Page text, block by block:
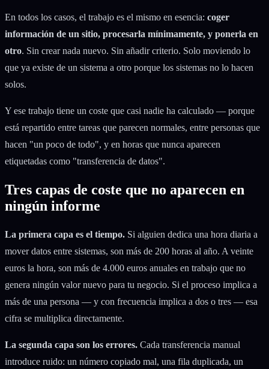
En todos los casos, el trabajo es el mismo en esencia: coger
información de un sitio, procesarla mínimamente, y ponerla en
otro. Sin crear nada nuevo. Sin añadir criterio. Solo moviendo lo
que ya existe de un sistema a otro porque los sistemas no lo hacen
solos.
Y ese trabajo tiene un coste que casi nadie ha calculado — porque
está repartido entre tareas que parecen normales, entre personas que
hacen "un poco de todo", y en horas que nunca aparecen
etiquetadas como "transferencia de datos".
Tres capas de coste que no aparecen en
ningún informe
La primera capa es el tiempo. Si alguien dedica una hora diaria a
mover datos entre sistemas, son más de 200 horas al año. A veinte
euros la hora, son más de 4.000 euros anuales en trabajo que no
genera ningún valor nuevo para tu negocio. Si el proceso implica a
más de una persona — y con frecuencia implica a dos o tres — esa
cifra se multiplica directamente.
La segunda capa son los errores. Cada transferencia manual
introduce ruido: un número copiado mal, una fila duplicada, un